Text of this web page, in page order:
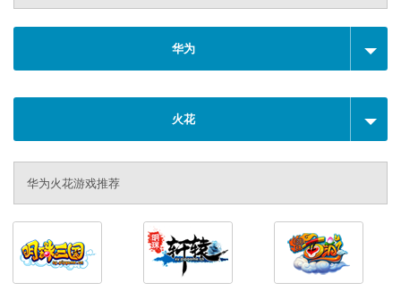
华为
火花
华为火花游戏推荐